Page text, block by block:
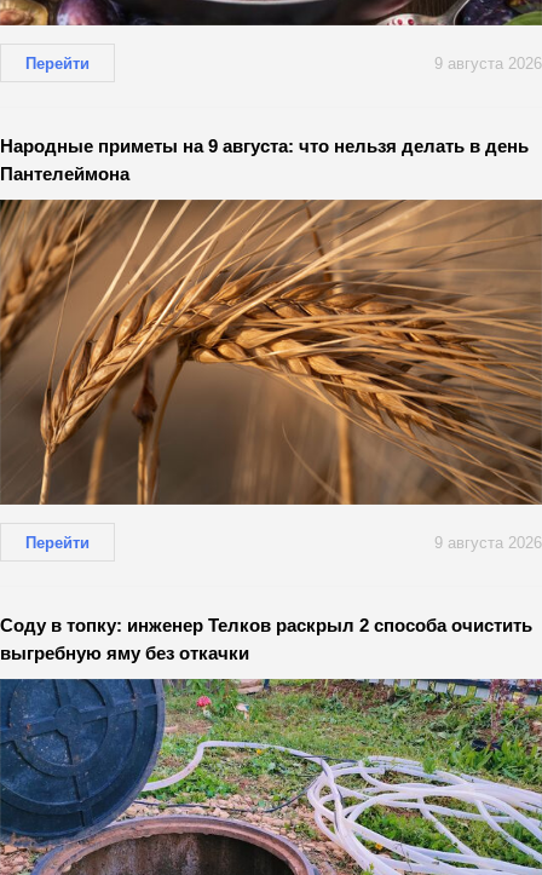
Перейти 9 августа 2026
Народные приметы на 9 августа: что нельзя делать в день
Пантелеймона
Перейти 9 августа 2026
Соду в топку: инженер Телков раскрыл 2 способа очистить
выгребную яму без откачки